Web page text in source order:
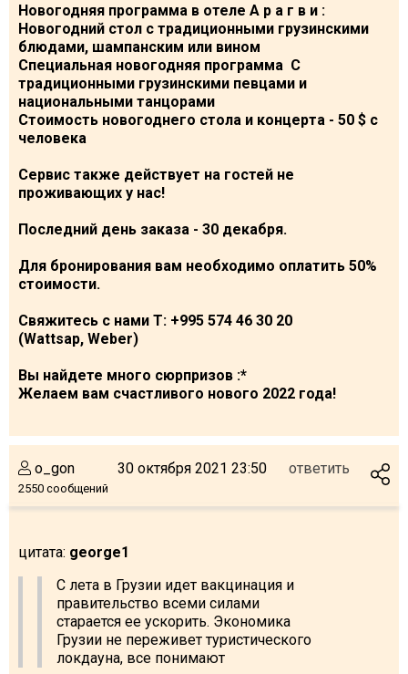
Новогодняя программа в отеле А р а г в и :
Новогодний стол с традиционными грузинскими
блюдами, шампанским или вином
Специальная новогодняя программа С
традиционными грузинскими певцами и
национальными танцорами
Стоимость новогоднего стола и концерта - 50 $ с
человека
Сервис также действует на гостей не
проживающих у нас!
Последний день заказа - 30 декабря.
Для бронирования вам необходимо оплатить 50%
стоимости.
Свяжитесь с нами T: +995 574 46 30 20
(Wattsap, Weber)
Вы найдете много сюрпризов :*
Желаем вам счастливого нового 2022 года!
o_gon
2550 сообщений
30 октября 2021 23:50 ответить
цитата: george1
С лета в Грузии идет вакцинация и
правительство всеми силами
старается ее ускорить. Экономика
Грузии не переживет туристического
локдауна, все понимают